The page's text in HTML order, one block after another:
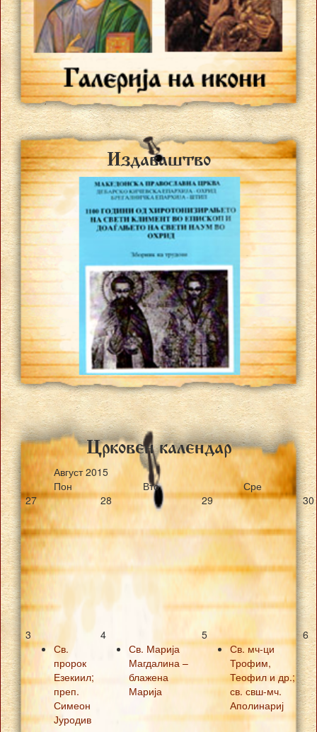
Izdava{tvo
Crkoven kalendar
Август 2015
Пон
Вто
Сре
27
28 29 30
3
Св.
пророк
Езекиил;
преп.
Симеон
Јуродив
4
Св. Марија
Магдалина –
блажена
Марија
5
Св. мч-ци
Трофим,
Теофил и др.;
св. свш-мч.
Аполинариј
6